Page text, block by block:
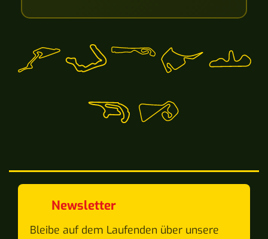
Newsletter
Bleibe auf dem Laufenden über unsere